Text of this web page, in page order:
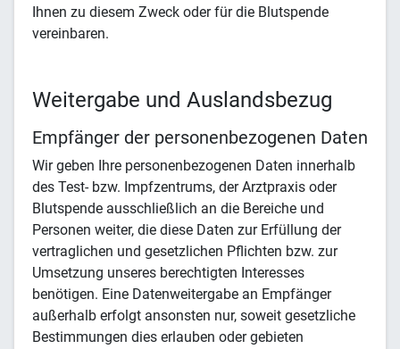
Ihnen zu diesem Zweck oder für die Blutspende
vereinbaren.
Weitergabe und Auslandsbezug
Empfänger der personenbezogenen Daten
Wir geben Ihre personenbezogenen Daten innerhalb
des Test- bzw. Impfzentrums, der Arztpraxis oder
Blutspende ausschließlich an die Bereiche und
Personen weiter, die diese Daten zur Erfüllung der
vertraglichen und gesetzlichen Pflichten bzw. zur
Umsetzung unseres berechtigten Interesses
benötigen. Eine Datenweitergabe an Empfänger
außerhalb erfolgt ansonsten nur, soweit gesetzliche
Bestimmungen dies erlauben oder gebieten